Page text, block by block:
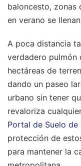
baloncesto, zonas
en verano se
A poca distancia
verdadero pulmón
hectáreas de
dando un paseo
urbano sin tener
revaloriza
Portal de Suelo
protección de
para mantener la